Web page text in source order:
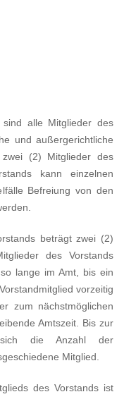
alle Mitglieder des
und außergerichtliche
(2) Mitglieder des
kann einzelnen
Befreiung von den
beträgt zwei (2)
des Vorstands
lange im Amt, bis ein
vorzeitig
zum nächstmöglichen
Amtszeit. Bis zur
die Anzahl der
Mitglied.
des Vorstands ist